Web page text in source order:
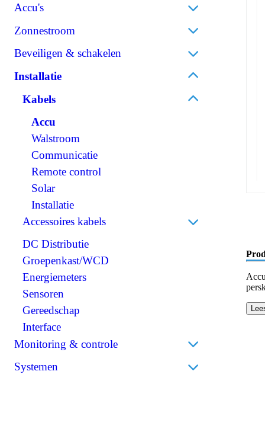
Acculaders
Omvormen/laden combi
Omvormen DC/AC
120V Producten
IEC/UK Producten
Accessoires Omvormen & laden
Accu's
Lithium
AGM
Spiraalcel
Tractie
OPzS
OPzV
Accessoires accu's
Zonnestroom
Zonnepanelen
Omvormers zonnepanelen
Beveiligen & schakelen
Omschakelautomaten
Isolatiebewakers
Zekeringhouders
Schakelaars
Relais
Scheidingstransformatoren
BMS (Battery Management System)
Installatie
Kabels
Accu
Walstroom
Communicatie
Remote control
Solar
Installatie
Accessoires kabels
Perskabelogen
Accuklemmen
Isolatiekappen
Stekkers
Krimpkousen
DC Distributie
Groepenkast/WCD
Energiemeters
Sensoren
Gereedschap
Interface
Monitoring & controle
Accumonitors
Systemen